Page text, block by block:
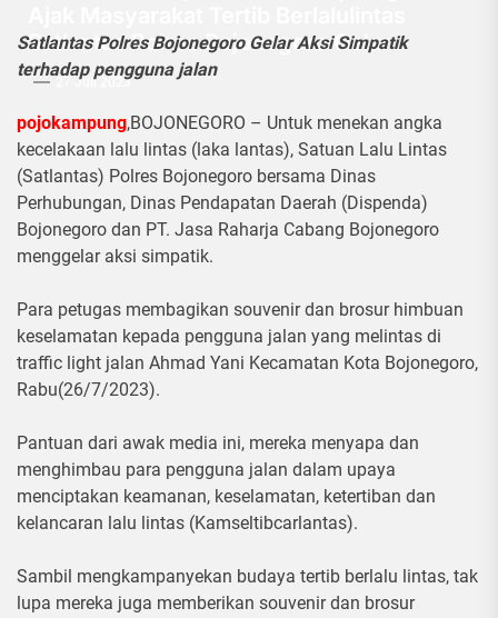
Satlantas Polres Bojonegoro Gelar
27 Juli 2023
Satlantas Polres Bojonegoro Gelar Aksi Simpatik
terhadap pengguna jalan
pojokampung,BOJONEGORO – Untuk menekan angka
kecelakaan lalu lintas (laka lantas), Satuan Lalu Lintas
(Satlantas) Polres Bojonegoro bersama Dinas
Perhubungan, Dinas Pendapatan Daerah (Dispenda)
Bojonegoro dan PT. Jasa Raharja Cabang Bojonegoro
menggelar aksi simpatik.
Para petugas membagikan souvenir dan brosur himbuan
keselamatan kepada pengguna jalan yang melintas di
traffic light jalan Ahmad Yani Kecamatan Kota Bojonegoro,
Rabu(26/7/2023).
Pantuan dari awak media ini, mereka menyapa dan
menghimbau para pengguna jalan dalam upaya
menciptakan keamanan, keselamatan, ketertiban dan
kelancaran lalu lintas (Kamseltibcarlantas).
Sambil mengkampanyekan budaya tertib berlalu lintas, tak
lupa mereka juga memberikan souvenir dan brosur